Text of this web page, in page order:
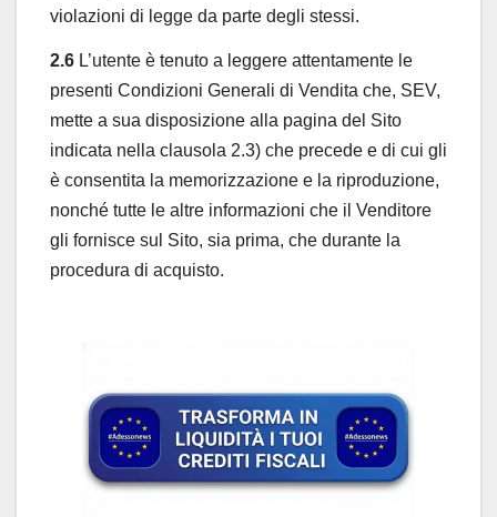
violazioni di legge da parte degli stessi.
2.6 L’utente è tenuto a leggere attentamente le
presenti Condizioni Generali di Vendita che, SEV,
mette a sua disposizione alla pagina del Sito
indicata nella clausola 2.3) che precede e di cui gli
è consentita la memorizzazione e la riproduzione,
nonché tutte le altre informazioni che il Venditore
gli fornisce sul Sito, sia prima, che durante la
procedura di acquisto.